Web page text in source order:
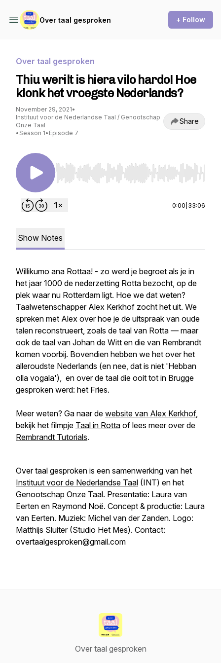
Over taal gesproken + Follow
Over taal gesproken
Thiu werilt is hiera vilo hardo! Hoe
klonk het vroegste Nederlands?
November 29, 2021•
Instituut voor de Nederlandse Taal / Genootschap
Onze Taal
• Season 1• Episode 7
Share
Use Left/Right to seek, Home/End to jump to
0:00 33:06
Show Notes
Willikumo ana Rottaa! - zo werd je begroet als je in
het jaar 1000 de nederzetting Rotta bezocht, op de
plek waar nu Rotterdam ligt. Hoe we dat weten?
Taalwetenschapper Alex Kerkhof zocht het uit. We
spreken met Alex over hoe je de uitspraak van oude
talen reconstrueert, zoals de taal van Rotta — maar
ook de taal van Johan de Witt en die van Rembrandt
komen voorbij. Bovendien hebben we het over het
alleroudste Nederlands (en nee, dat is niet 'Hebban
olla vogala'), en over de taal die ooit tot in Brugge
gesproken werd: het Fries.
Meer weten? Ga naar de website van Alex Kerkhof,
bekijk het filmpje Taal in Rotta of lees meer over de
Rembrandt Tutorials.
Over taal gesproken is een samenwerking van het
Instituut voor de Nederlandse Taal (INT) en het
Genootschap Onze Taal. Presentatie: Laura van
Eerten en Raymond Noë. Concept & productie: Laura
van Eerten. Muziek: Michel van der Zanden. Logo:
Matthijs Sluiter (Studio Het Mes). Contact:
overtaalgesproken@gmail.com
Over taal gesproken